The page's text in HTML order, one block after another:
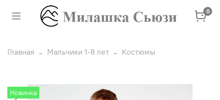
0
Главная Мальчики 1-8 лет Костюмы
Новинка